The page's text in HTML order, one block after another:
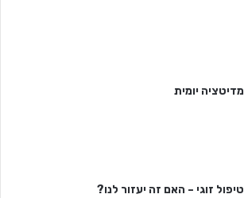
מדיטציה יומית
טיפול זוגי – האם זה יעזור לנו?